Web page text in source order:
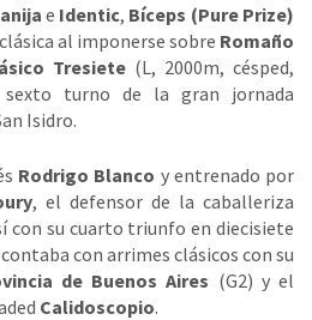
e Identic, Bíceps (Pure Prize)
al imponerse sobre Romaño
Tresiete (L, 2000m, césped,
turno de la gran jornada
Isidro.
Rodrigo Blanco y entrenado por
, el defensor de la caballeriza
con su cuarto triunfo en diecisiete
con arrimes clásicos con su
de Buenos Aires (G2) y el
Calidoscopio.